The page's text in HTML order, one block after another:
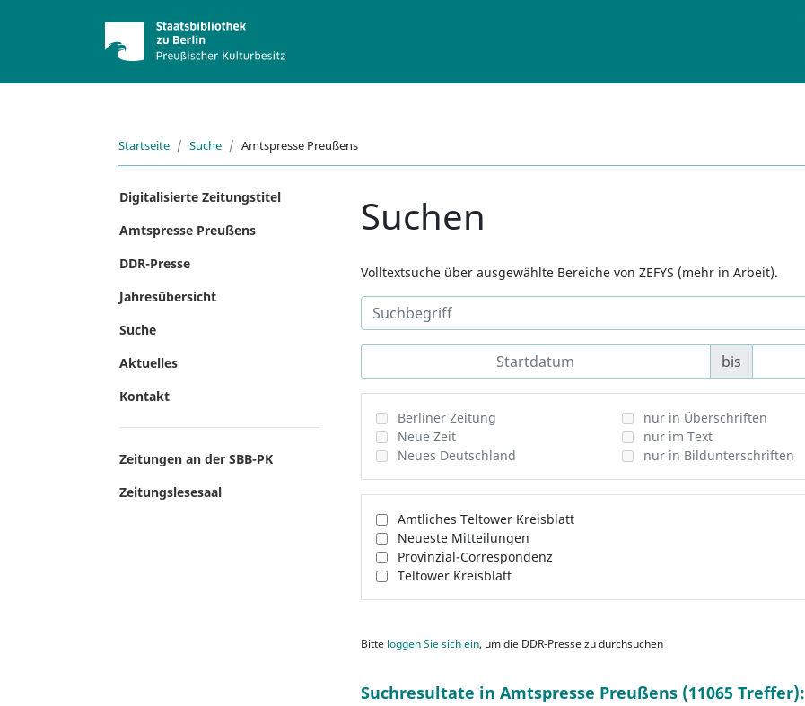
Startseite Suche Amtspresse Preußens
Digitalisierte Zeitungstitel
Amtspresse Preußens
DDR-Presse
Jahresübersicht
Suche
Aktuelles
Kontakt
Zeitungen an der SBB-PK
Zeitungslesesaal
Suchen
Volltextsuche über ausgewählte Bereiche von ZEFYS (mehr in Arbeit).
bis
Berliner Zeitung
Neue Zeit
Neues Deutschland
nur in Überschriften
nur im Text
nur in Bildunterschriften
Amtliches Teltower Kreisblatt
Neueste Mitteilungen
Provinzial-Correspondenz
Teltower Kreisblatt
Bitte loggen Sie sich ein, um die DDR-Presse zu durchsuchen
Suchresultate in Amtspresse Preußens (11065 Treffer):